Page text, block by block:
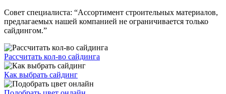
Совет специалиста: “Ассортимент строительных материалов,
предлагаемых нашей компанией не ограничивается только
сайдингом.”
Рассчитать кол-во сайдинга
Как выбрать сайдинг